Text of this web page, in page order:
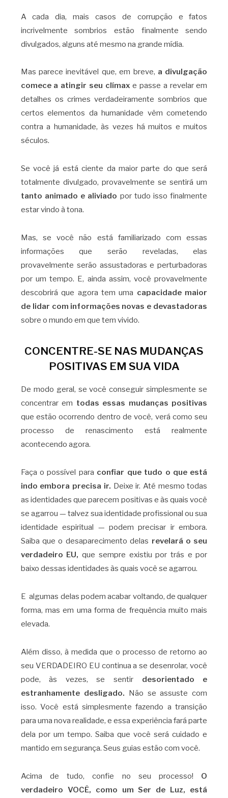
A cada dia, mais casos de corrupção e fatos
incrivelmente sombrios estão finalmente sendo
divulgados, alguns até mesmo na grande mídia.
Mas parece inevitável que, em breve, a divulgação
comece a atingir seu clímax e passe a revelar em
detalhes os crimes verdadeiramente sombrios que
certos elementos da humanidade vêm cometendo
contra a humanidade, às vezes há muitos e muitos
séculos.
Se você já está ciente da maior parte do que será
totalmente divulgado, provavelmente se sentirá um
tanto animado e aliviado por tudo isso finalmente
estar vindo à tona.
Mas, se você não está familiarizado com essas
informações que serão reveladas, elas
provavelmente serão assustadoras e perturbadoras
por um tempo. E, ainda assim, você provavelmente
descobrirá que agora tem uma capacidade maior
de lidar com informações novas e devastadoras
sobre o mundo em que tem vivido.
CONCENTRE-SE NAS MUDANÇAS
POSITIVAS EM SUA VIDA
De modo geral, se você conseguir simplesmente se
concentrar em todas essas mudanças positivas
que estão ocorrendo dentro de você, verá como seu
processo de renascimento está realmente
acontecendo agora.
Faça o possível para confiar que tudo o que está
indo embora precisa ir. Deixe ir. Até mesmo todas
as identidades que parecem positivas e às quais você
se agarrou — talvez sua identidade profissional ou sua
identidade espiritual — podem precisar ir embora.
Saiba que o desaparecimento delas revelará o seu
verdadeiro EU, que sempre existiu por trás e por
baixo dessas identidades às quais você se agarrou.
E algumas delas podem acabar voltando, de qualquer
forma, mas em uma forma de frequência muito mais
elevada.
Além disso, à medida que o processo de retorno ao
seu VERDADEIRO EU continua a se desenrolar, você
pode, às vezes, se sentir desorientado e
estranhamente desligado. Não se assuste com
isso. Você está simplesmente fazendo a transição
para uma nova realidade, e essa experiência fará parte
dela por um tempo. Saiba que você será cuidado e
mantido em segurança. Seus guias estão com você.
Acima de tudo, confie no seu processo! O
verdadeiro VOCÊ, como um Ser de Luz, está